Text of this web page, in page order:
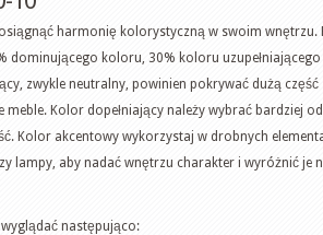
harmonię kolorystyczną w swoim wnętrzu.
dominującego koloru, 30% koloru uzupełniającego
zwykle neutralny, powinien pokrywać dużą część
meble. Kolor dopełniający należy wybrać bardziej
Kolor akcentowy wykorzystaj w drobnych
lampy, aby nadać wnętrzu charakter i wyróżnić je
następująco: